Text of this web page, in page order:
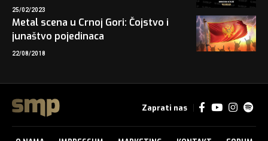
25/02/2023
Metal scena u Crnoj Gori: Čojstvo i
junaštvo pojedinaca
22/08/2018
Zaprati nas